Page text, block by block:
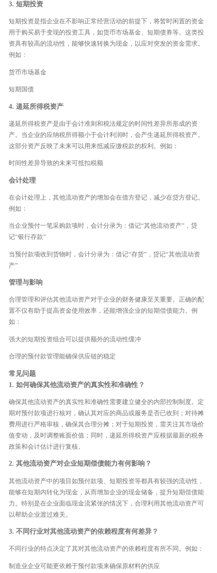
3. 短期投资
短期投资是指企业在不影响正常经营活动的前提下，将暂时闲置的资金
用于购买易于变现的投资工具，如货币市场基金、短期债券等。这类投
资具有较高的流动性，能够快速转换为现金，以应对突发的资金需求。
例如：
货币市场基金
短期国债
4. 递延所得税资产
递延所得税资产是由于会计准则和税法规定的时间性差异所形成的资
产。当企业的应纳税所得额小于会计利润时，会产生递延所得税资产。
这部分资产反映了未来可以用来抵减应缴税款的权利。例如：
时间性差异导致的未来可抵扣税额
会计处理
在会计处理上，其他流动资产的增加会在借方登记，减少在贷方登记。
例如：
当企业预付一笔采购款项时，会计分录为：借记“其他流动资产”，贷
记“银行存款”
当预付款项收到货物时，会计分录为：借记“存货”，贷记“其他流动资
产”
管理与影响
合理管理和评估其他流动资产对于企业的财务健康至关重要。正确的配
置不仅有助于提高资金使用效率，还能增强企业的短期偿债能力。例
如：
强大的短期投资组合可以提供额外的流动性缓冲
合理的预付款管理能确保供应链的稳定
常见问题
1. 如何确保其他流动资产的真实性和准确性？
确保其他流动资产的真实性和准确性需要建立健全的内部控制制度。定
期对预付款项进行核对，确认其对应的商品或服务是否已收到；对待摊
费用进行严格审核，确保其合理分摊；对于短期投资，需关注其市场价
值变动，及时调整账面价值；同时，递延所得税资产应根据最新的税务
政策和会计估计进行复核。
2. 其他流动资产对企业短期偿债能力有何影响？
其他流动资产中的项目如预付款项、短期投资等都具有较强的流动性，
能够在短期内转化为现金，从而增加企业的现金储备，提升短期偿债能
力。特别是在企业面临现金流紧张的情况下，合理利用其他流动资产可
以帮助企业渡过难关。
3. 不同行业对其他流动资产的依赖程度有何差异？
不同行业的特点决定了其对其他流动资产的依赖程度有所不同。例如：
制造业企业可能更依赖于预付款项来确保原材料的供应